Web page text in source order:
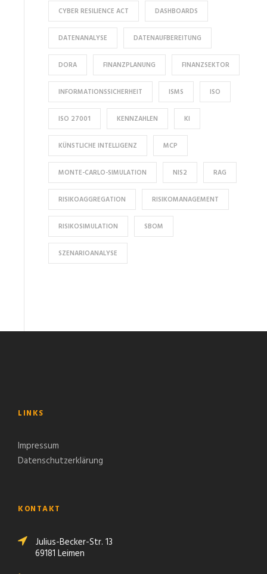
CYBER RESILIENCE ACT DASHBOARDS
DATENANALYSE DATENAUFBEREITUNG
DORA FINANZPLANUNG FINANZSEKTOR
INFORMATIONSSICHERHEIT ISMS ISO
ISO 27001 KENNZAHLEN KI
KÜNSTLICHE INTELLIGENZ MCP
MONTE-CARLO-SIMULATION NIS2 RAG
RISIKOAGGREGATION RISIKOMANAGEMENT
RISIKOSIMULATION SBOM
SZENARIOANALYSE
LINKS
Impressum
Datenschutzerklärung
KONTAKT
Julius-Becker-Str. 13
69181 Leimen